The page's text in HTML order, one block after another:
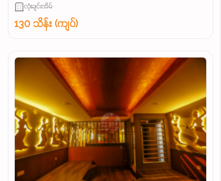
လုံးချင်းအိမ်
130 သိန်း (ကျပ်)